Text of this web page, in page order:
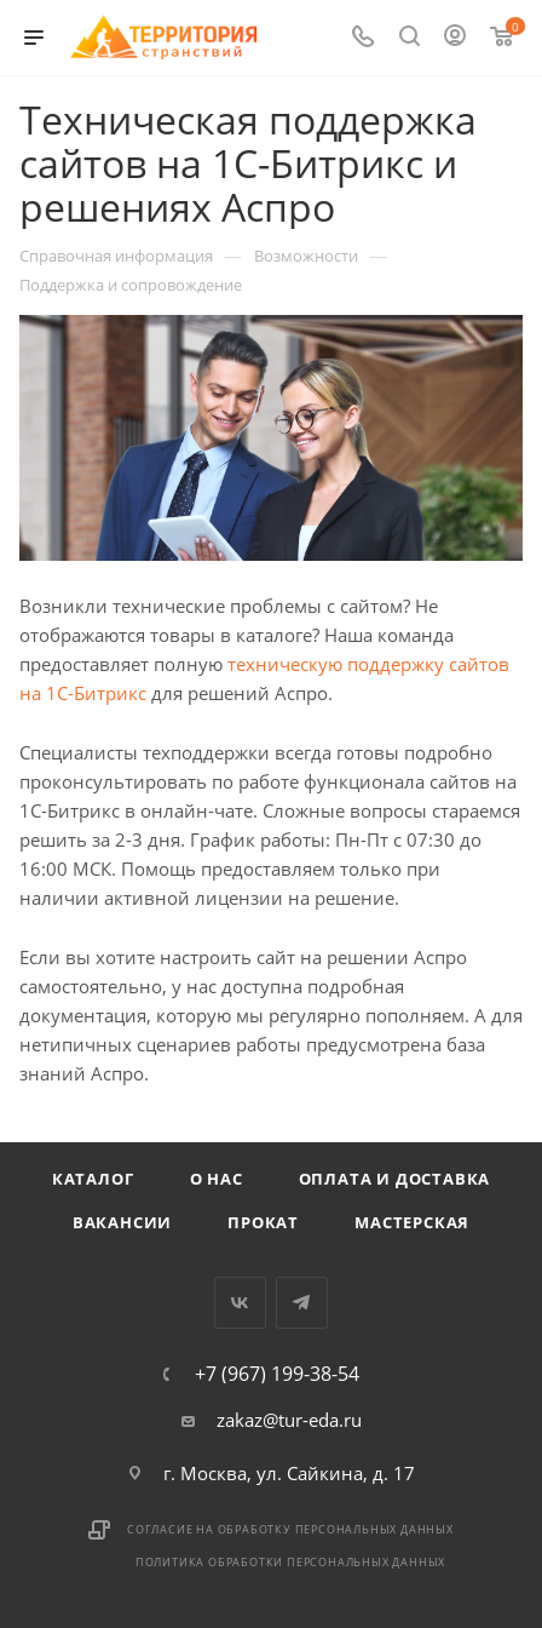
0
Техническая поддержка
сайтов на 1С-Битрикс и
решениях Аспро
Справочная информация — Возможности —
Поддержка и сопровождение
Возникли технические проблемы с сайтом? Не
отображаются товары в каталоге? Наша команда
предоставляет полную техническую поддержку сайтов
на 1С-Битрикс для решений Аспро.
Специалисты техподдержки всегда готовы подробно
проконсультировать по работе функционала сайтов на
1С-Битрикс в онлайн-чате. Сложные вопросы стараемся
решить за 2-3 дня. График работы: Пн-Пт с 07:30 до
16:00 МСК. Помощь предоставляем только при
наличии активной лицензии на решение.
Если вы хотите настроить сайт на решении Аспро
самостоятельно, у нас доступна подробная
документация, которую мы регулярно пополняем. А для
нетипичных сценариев работы предусмотрена база
знаний Аспро.
КАТАЛОГ О НАС
ОПЛАТА И ДОСТАВКА
ВАКАНСИИ
ПРОКАТ МАСТЕРСКАЯ
+7 (967) 199-38-54
zakaz@tur-eda.ru
г. Москва, ул. Сайкина, д. 17
СОГЛАСИЕ НА ОБРАБОТКУ ПЕРСОНАЛЬНЫХ ДАННЫХ
ПОЛИТИКА ОБРАБОТКИ ПЕРСОНАЛЬНЫХ ДАННЫХ